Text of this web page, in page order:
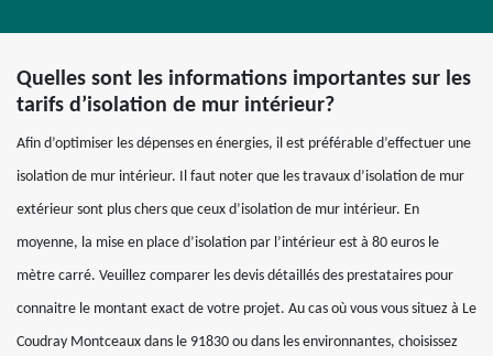
Quelles sont les informations importantes sur les
tarifs d’isolation de mur intérieur?
Afin d’optimiser les dépenses en énergies, il est préférable d’effectuer une
isolation de mur intérieur. Il faut noter que les travaux d’isolation de mur
extérieur sont plus chers que ceux d’isolation de mur intérieur. En
moyenne, la mise en place d’isolation par l’intérieur est à 80 euros le
mètre carré. Veuillez comparer les devis détaillés des prestataires pour
connaitre le montant exact de votre projet. Au cas où vous vous situez à Le
Coudray Montceaux dans le 91830 ou dans les environnantes, choisissez